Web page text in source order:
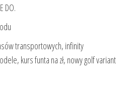
DO.
transportowych, infinity
kurs funta na zł, nowy golf variant